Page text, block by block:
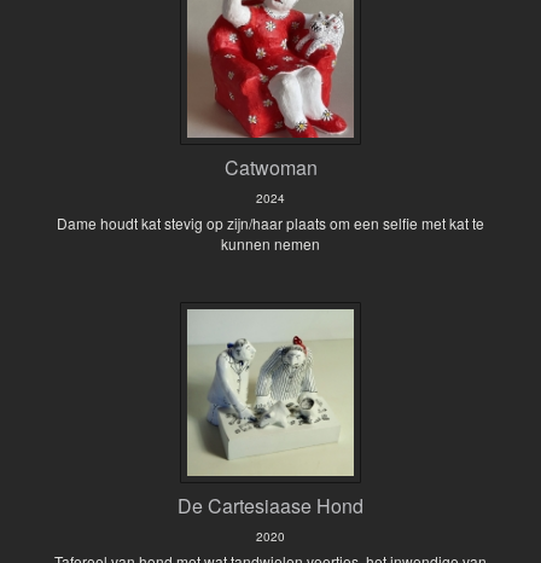
Catwoman
2024
Dame houdt kat stevig op zijn/haar plaats om een selfie met kat te
kunnen nemen
De Cartesiaase Hond
2020